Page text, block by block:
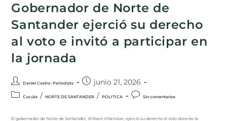
Gobernador de Norte de
Santander ejerció su derecho
al voto e invitó a participar en
la jornada
Daniel Castro- Periodista junio 21, 2026
Cucúta / NORTE DE SANTANDER / POLITICA Sin comentarios
El gobernador de Norte de Santander, William Villamizar, ejerció su derecho al voto durante la